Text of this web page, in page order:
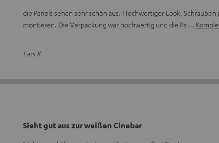
die Panels sehen sehr schön aus. Hochwertiger Look. Schrauben
montieren. Die Verpackung war hochwertig und die Pa
Lars K.
Sieht gut aus zur weißen Cinebar